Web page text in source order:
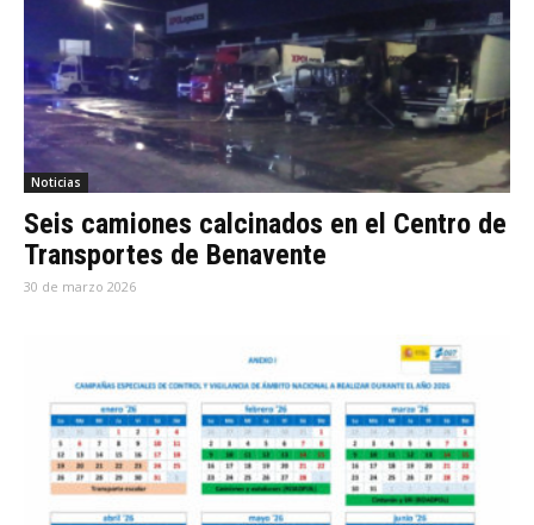
Noticias
Seis camiones calcinados en el Centro de
Transportes de Benavente
30 de marzo 2026